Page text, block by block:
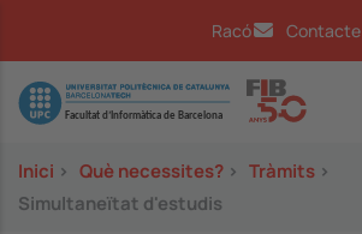
Racó Contacte
Image
Inici > Què necessites? > Tràmits >
Simultaneïtat d'estudis